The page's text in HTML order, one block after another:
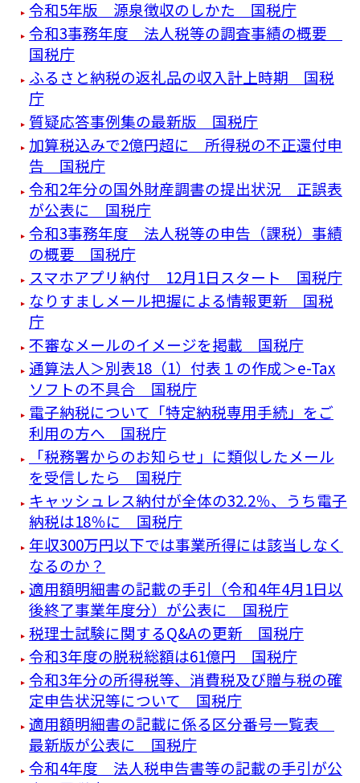
令和5年版 源泉徴収のしかた 国税庁
令和3事務年度 法人税等の調査事績の概要
国税庁
ふるさと納税の返礼品の収入計上時期 国税
庁
質疑応答事例集の最新版 国税庁
加算税込みで2億円超に 所得税の不正還付申
告 国税庁
令和2年分の国外財産調書の提出状況 正誤表
が公表に 国税庁
令和3事務年度 法人税等の申告（課税）事績
の概要 国税庁
スマホアプリ納付 12月1日スタート 国税庁
なりすましメール把握による情報更新 国税
庁
不審なメールのイメージを掲載 国税庁
通算法人＞別表18（1）付表１の作成＞e-Tax
ソフトの不具合 国税庁
電子納税について「特定納税専用手続」をご
利用の方へ 国税庁
「税務署からのお知らせ」に類似したメール
を受信したら 国税庁
キャッシュレス納付が全体の32.2％、うち電子
納税は18％に 国税庁
年収300万円以下では事業所得には該当しなく
なるのか？
適用額明細書の記載の手引（令和4年4月1日以
後終了事業年度分）が公表に 国税庁
税理士試験に関するQ&Aの更新 国税庁
令和3年度の脱税総額は61億円 国税庁
令和3年分の所得税等、消費税及び贈与税の確
定申告状況等について 国税庁
適用額明細書の記載に係る区分番号一覧表
最新版が公表に 国税庁
令和4年度 法人税申告書等の記載の手引が公